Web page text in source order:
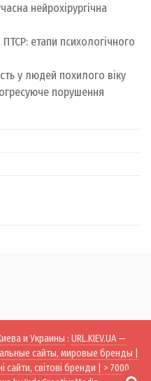
нейрохірургічна
етапи психологічного
у людей похилого віку
порушення
и Украины : URL.KIEV.UA —
сайты, мировые бренды |
сайти, світові бренди | > 7000